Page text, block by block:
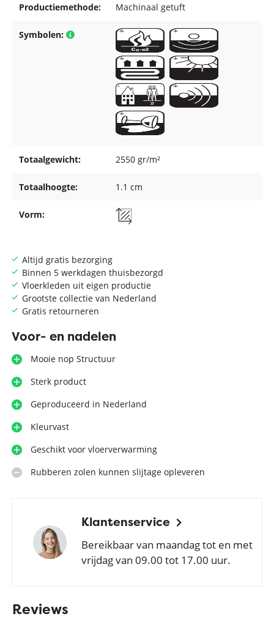
Altijd gratis bezorging
Binnen 5 werkdagen thuisbezorgd
Vloerkleden uit eigen productie
Grootste collectie van Nederland
Gratis retourneren
Voor- en nadelen
Mooie nop Structuur
Sterk product
Geproduceerd in Nederland
Kleurvast
Geschikt voor vloerverwarming
Rubberen zolen kunnen slijtage opleveren
Klantenservice
Bereikbaar van maandag tot en met
vrijdag van 09.00 tot 17.00 uur.
Productiemethode: Machinaal getuft
Symbolen:
Totaalgewicht: 2550 gr/m²
Totaalhoogte: 1.1 cm
Vorm:
Reviews